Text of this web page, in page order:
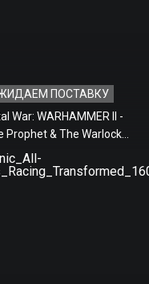
ПОСТАВКУ
War: WARHAMMER II -
Prophet & The Warlock